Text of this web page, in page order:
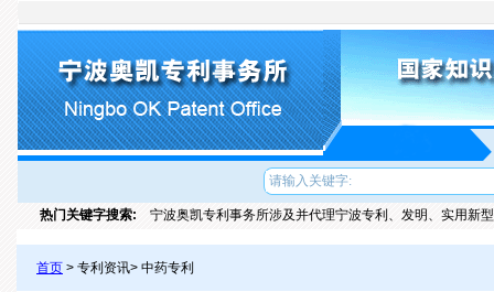
热门关键字搜索: 宁波奥凯专利事务所涉及并代理宁波专利、发明、实用新
首页 > 专利资讯> 中药专利